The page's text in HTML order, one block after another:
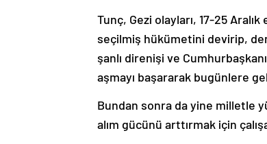
Tunç, Gezi olayları, 17-25
seçilmiş hükümetini devirip,
şanlı direnişi ve
aşmayı başararak bugünlere
Bundan sonra da yine milletle
alım gücünü arttırmak için